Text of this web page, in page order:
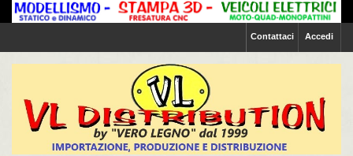
Accedi
Contattaci